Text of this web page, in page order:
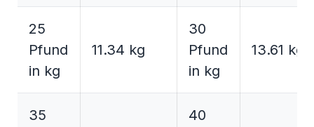
25
Pfund
in kg
11.34 kg
30
Pfund
in kg
13.61 kg
35
40